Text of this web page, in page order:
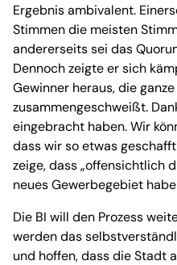
Ergebnis ambivalent.
Stimmen die meisten
andererseits sei das
Dennoch zeigte er sich
Gewinner heraus, die
zusammengeschweißt.
eingebracht haben. Wir
dass wir so etwas
zeige, dass „offensichtlich
neues Gewerbegebiet
Die BI will den Prozess
werden das
und hoffen, dass die Stadt